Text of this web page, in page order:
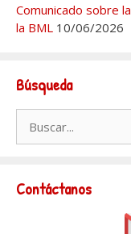
Comunicado sobre
la BML 10/06/2026
Búsqueda
Contáctanos